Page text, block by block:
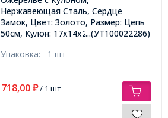
Нержавеющая Сталь, Сердце
Замок, Цвет: Золото, Размер: Цепь
50см, Кулон: 17x14x2мм,...(УТ100022286)
Упаковка: 1 шт
718,00 ₽/ 1 шт